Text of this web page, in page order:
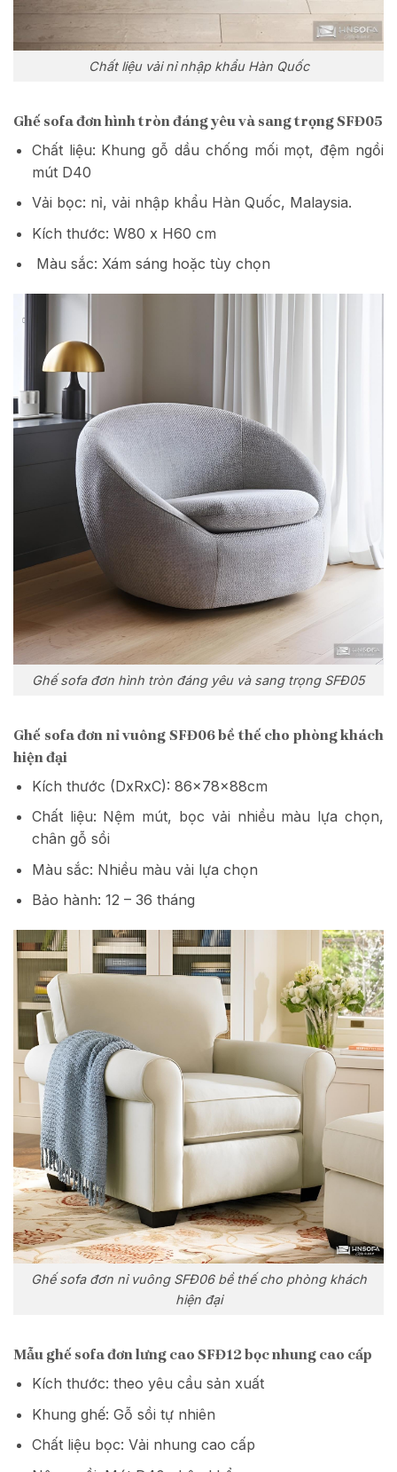
Chất liệu vải nỉ nhập khẩu Hàn Quốc
Ghế sofa đơn hình tròn đáng yêu và sang trọng SFĐ05
Chất liệu: Khung gỗ dầu chống mối mọt, đệm ngồi
mút D40
Vải bọc: nỉ, vải nhập khẩu Hàn Quốc, Malaysia.
Kích thước: W80 x H60 cm
Màu sắc: Xám sáng hoặc tùy chọn
Ghế sofa đơn hình tròn đáng yêu và sang trọng SFĐ05
Ghế sofa đơn nỉ vuông SFĐ06 bề thế cho phòng khách
hiện đại
Kích thước (DxRxC): 86x78x88cm
Chất liệu: Nệm mút, bọc vải nhiều màu lựa chọn,
chân gỗ sồi
Màu sắc: Nhiều màu vải lựa chọn
Bảo hành: 12 – 36 tháng
Ghế sofa đơn nỉ vuông SFĐ06 bề thế cho phòng khách
hiện đại
Mẫu ghế sofa đơn lưng cao SFĐ12 bọc nhung cao cấp
Kích thước: theo yêu cầu sản xuất
Khung ghế: Gỗ sồi tự nhiên
Chất liệu bọc: Vải nhung cao cấp